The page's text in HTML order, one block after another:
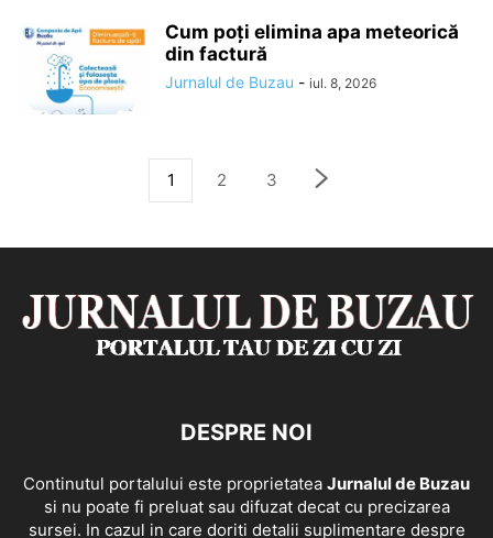
Cum poți elimina apa meteorică
din factură
Jurnalul de Buzau - iul. 8, 2026
1 2 3
DESPRE NOI
Continutul portalului este proprietatea Jurnalul de Buzau
si nu poate fi preluat sau difuzat decat cu precizarea
sursei. In cazul in care doriti detalii suplimentare despre